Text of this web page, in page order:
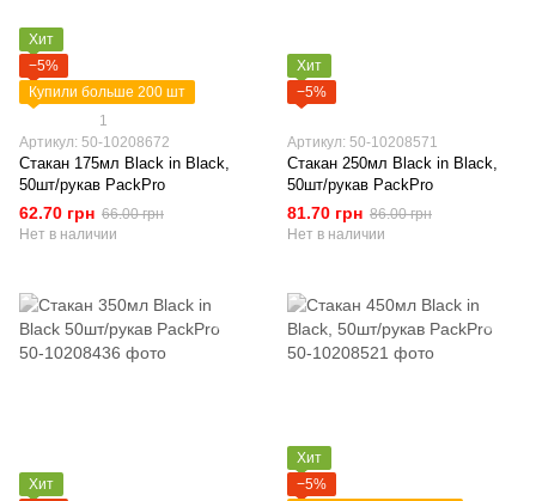
Хит
−5%
Купили больше 200 шт
1
Артикул: 50-10208672
Стакан 175мл Black in Black,
50шт/рукав PackPro
62.70 грн 66.00 грн
Нет в наличии
Хит
−5%
Артикул: 50-10208571
Стакан 250мл Black in Black,
50шт/рукав PackPro
81.70 грн 86.00 грн
Нет в наличии
Хит
Хит
−5%